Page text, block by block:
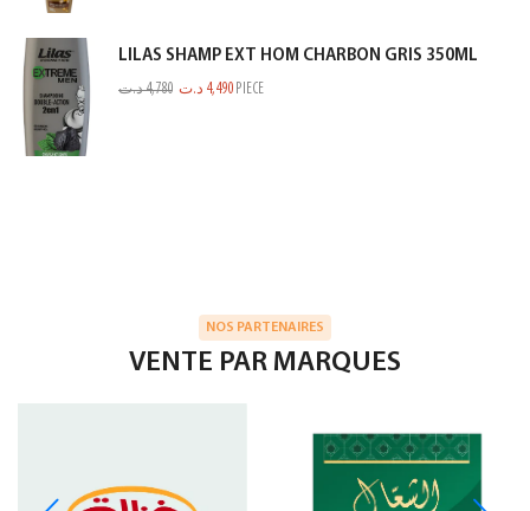
LILAS SHAMP EXT HOM CHARBON GRIS 350ML
4,780د.ت 4,490 د.ت PIECE
NOS PARTENAIRES
VENTE PAR MARQUES